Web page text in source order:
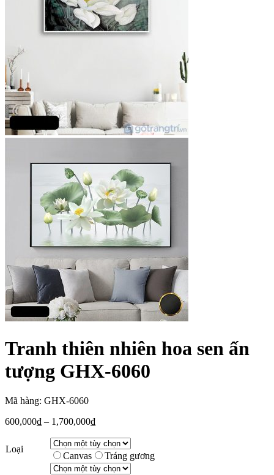
Tranh thiên nhiên hoa sen ấn
tượng GHX-6060
Mã hàng: GHX-6060
600,000₫ – 1,700,000₫
Loại
Canvas Tráng gương